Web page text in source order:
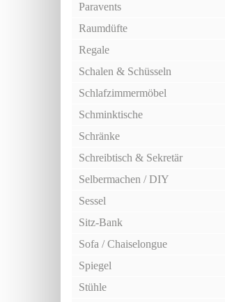
Paravents
Raumdüfte
Regale
Schalen & Schüsseln
Schlafzimmermöbel
Schminktische
Schränke
Schreibtisch & Sekretär
Selbermachen / DIY
Sessel
Sitz-Bank
Sofa / Chaiselongue
Spiegel
Stühle